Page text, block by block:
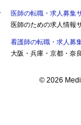
医師の転職・求人募集
医師のための求人情報
看護師の転職・求人募
大阪・兵庫・京都・奈
© 2026